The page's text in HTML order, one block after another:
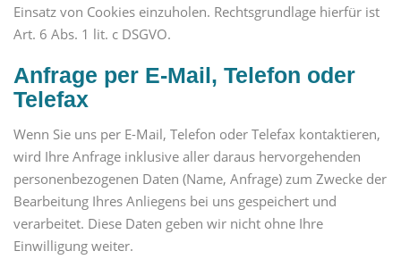
Einsatz von Cookies einzuholen. Rechtsgrundlage hierfür ist
Art. 6 Abs. 1 lit. c DSGVO.
Anfrage per E-Mail, Telefon oder
Telefax
Wenn Sie uns per E-Mail, Telefon oder Telefax kontaktieren,
wird Ihre Anfrage inklusive aller daraus hervorgehenden
personenbezogenen Daten (Name, Anfrage) zum Zwecke der
Bearbeitung Ihres Anliegens bei uns gespeichert und
verarbeitet. Diese Daten geben wir nicht ohne Ihre
Einwilligung weiter.